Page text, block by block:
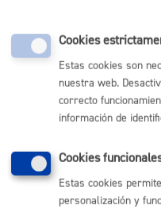
Cuándo lo
Durante todo el año
Documento de
Cookies
Estas cookies son
nuestra web.
correcto
información de
Cookies
Estas cookies
personalización y